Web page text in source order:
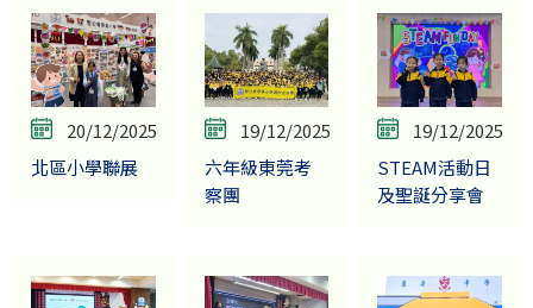
20/12/2025
北區小學聯展
19/12/2025
六年級東莞考
察團
19/12/2025
STEAM活動日
及聖誕分享會